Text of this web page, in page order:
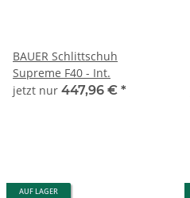
BAUER Schlittschuh
Supreme F40 - Int.
jetzt nur 447,96 € *
AUF LAGER